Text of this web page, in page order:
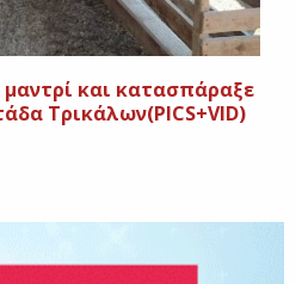
και κατασπάραξε
Τρικάλων(PICS+VID)